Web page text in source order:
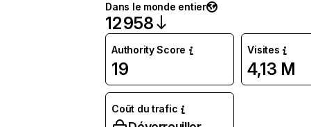
Dans le monde entier
12 958
Authority Score
19
Visites
4,13 M
Coût du trafic